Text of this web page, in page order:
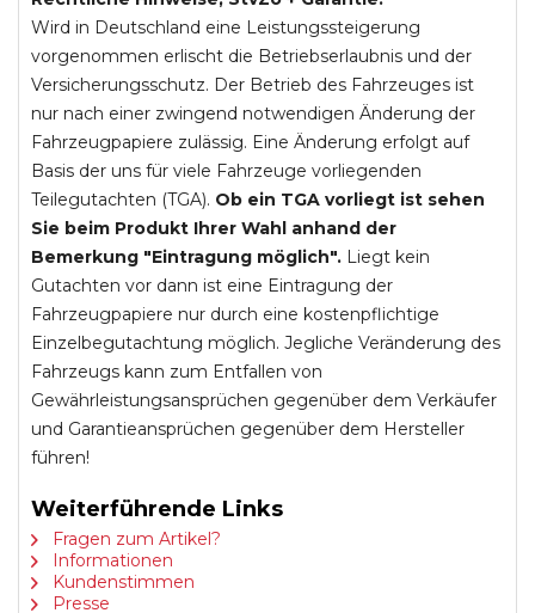
Wird in Deutschland eine Leistungssteigerung
vorgenommen erlischt die Betriebserlaubnis und der
Versicherungsschutz. Der Betrieb des Fahrzeuges ist
nur nach einer zwingend notwendigen Änderung der
Fahrzeugpapiere zulässig. Eine Änderung erfolgt auf
Basis der uns für viele Fahrzeuge vorliegenden
Teilegutachten (TGA). Ob ein TGA vorliegt ist sehen
Sie beim Produkt Ihrer Wahl anhand der
Bemerkung "Eintragung möglich". Liegt kein
Gutachten vor dann ist eine Eintragung der
Fahrzeugpapiere nur durch eine kostenpflichtige
Einzelbegutachtung möglich. Jegliche Veränderung des
Fahrzeugs kann zum Entfallen von
Gewährleistungsansprüchen gegenüber dem Verkäufer
und Garantieansprüchen gegenüber dem Hersteller
führen!
Weiterführende Links
Fragen zum Artikel?
Informationen
Kundenstimmen
Presse